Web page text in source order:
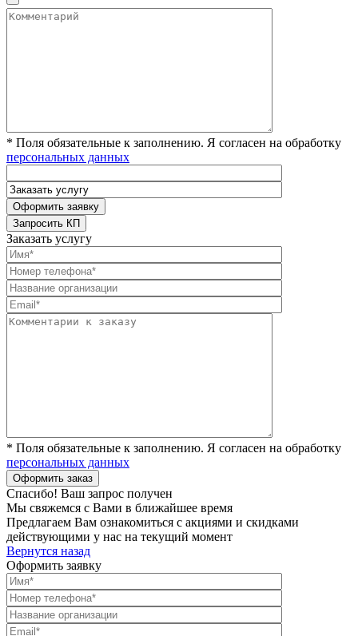
* Поля обязательные к заполнению. Я согласен на обработку
персональных данных
Заказать услугу
* Поля обязательные к заполнению. Я согласен на обработку
персональных данных
Спасибо! Ваш запрос получен
Мы свяжемся с Вами в ближайшее время
Предлагаем Вам ознакомиться с акциями и скидками
действующими у нас на текущий момент
Вернутся назад
Оформить заявку